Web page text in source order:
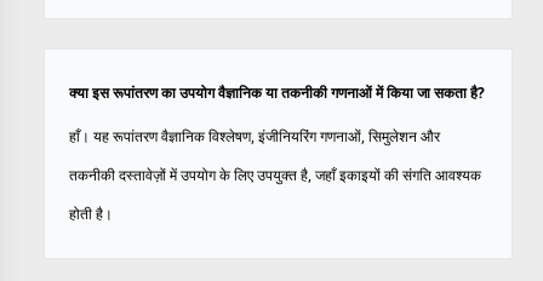
क्या इस रूपांतरण का उपयोग वैज्ञानिक या तकनीकी गणनाओं में किया जा सकता है?
हाँ। यह रूपांतरण वैज्ञानिक विश्लेषण, इंजीनियरिंग गणनाओं, सिमुलेशन और
तकनीकी दस्तावेज़ों में उपयोग के लिए उपयुक्त है, जहाँ इकाइयों की संगति आवश्यक
होती है।